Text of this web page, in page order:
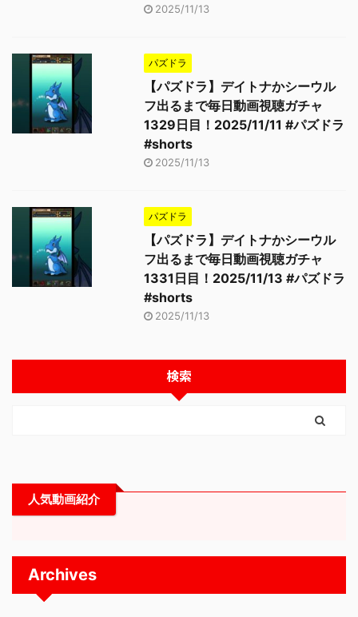
2025/11/13
パズドラ
【パズドラ】デイトナかシーウル
フ出るまで毎日動画視聴ガチャ
1329日目！2025/11/11 #パズドラ
#shorts
2025/11/13
パズドラ
【パズドラ】デイトナかシーウル
フ出るまで毎日動画視聴ガチャ
1331日目！2025/11/13 #パズドラ
#shorts
2025/11/13
検索
人気動画紹介
Archives